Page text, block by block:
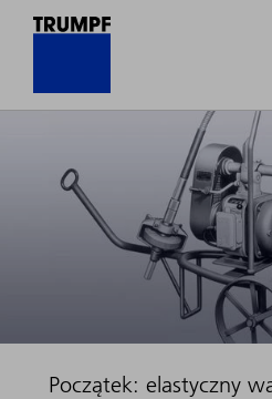
Początek: elastyczny